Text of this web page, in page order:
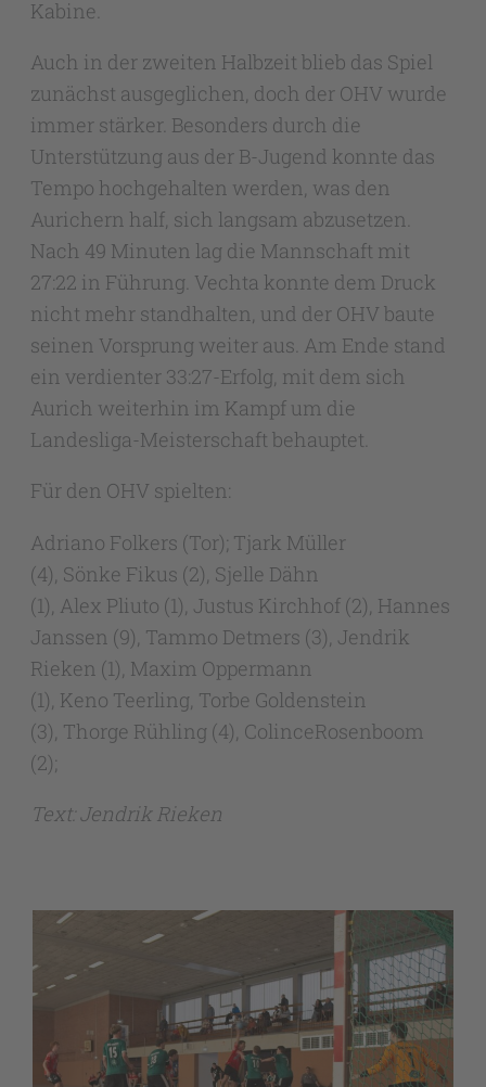
Kabine.
Auch in der zweiten Halbzeit blieb das Spiel
zunächst ausgeglichen, doch der OHV wurde
immer stärker. Besonders durch die
Unterstützung aus der B-Jugend konnte das
Tempo hochgehalten werden, was den
Aurichern half, sich langsam abzusetzen.
Nach 49 Minuten lag die Mannschaft mit
27:22 in Führung. Vechta konnte dem Druck
nicht mehr standhalten, und der OHV baute
seinen Vorsprung weiter aus. Am Ende stand
ein verdienter 33:27-Erfolg, mit dem sich
Aurich weiterhin im Kampf um die
Landesliga-Meisterschaft behauptet.
Für den OHV spielten:
Adriano Folkers (Tor); Tjark Müller
(4), Sönke Fikus (2), Sjelle Dähn
(1), Alex Pliuto (1), Justus Kirchhof (2), Hannes
Janssen (9), Tammo Detmers (3), Jendrik
Rieken (1), Maxim Oppermann
(1), Keno Teerling, Torbe Goldenstein
(3), Thorge Rühling (4), ColinceRosenboom
(2);
Text: Jendrik Rieken